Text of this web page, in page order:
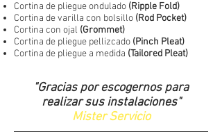
Cortina de pliegue ondulado (Ripple Fold)
Cortina de varilla con bolsillo (Rod Pocket)
Cortina con ojal (Grommet)
Cortina de pliegue pellizcado (Pinch Pleat)
Cortina de pliegue a medida (Tailored Pleat)
"Gracias por escogernos para
realizar sus instalaciones"
Mister Servicio